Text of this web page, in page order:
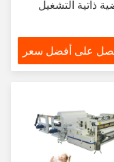
ذاتية التشغيل
على أفضل سعر